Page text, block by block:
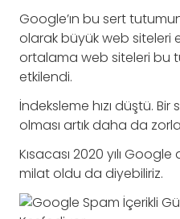
Google’ın bu sert
olarak büyük web siteleri
ortalama web siteleri bu
etkilendi.
İndeksleme hızı düştü.
olması artık daha da
Kısacası 2020 yılı
milat oldu da diyebiliriz.